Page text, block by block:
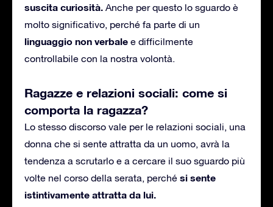
suscita curiosità. Anche per questo lo sguardo è
molto significativo, perché fa parte di un
linguaggio non verbale e difficilmente
controllabile con la nostra volontà.
Ragazze e relazioni sociali: come si
comporta la ragazza?
Lo stesso discorso vale per le relazioni sociali, una
donna che si sente attratta da un uomo, avrà la
tendenza a scrutarlo e a cercare il suo sguardo più
volte nel corso della serata, perché si sente
istintivamente attratta da lui.